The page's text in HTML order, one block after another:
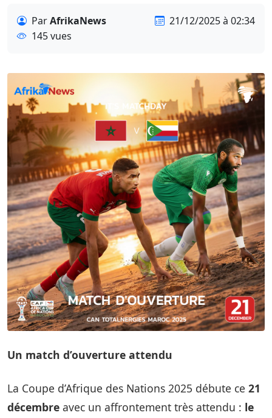
ParAfrikaNews
21/12/2025 à 02:34
145 vues
Un match d’ouverture attendu
La Coupe d’Afrique des Nations 2025 débute ce 21
décembre avec un affrontement très attendu : le